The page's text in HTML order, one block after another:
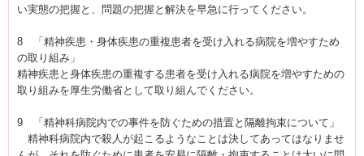
い実態の把握と、問題の把握と解決を早急に行ってください。
8 「精神疾患・身体疾患の重複患者を受け入れる病院を増やすため
の取り組み」
精神疾患と身体疾患の重複する患者を受け入れる病院を増やすための
取り組みを厚生労働省として取り組んでください。
9 「精神科病院内での事件を防ぐための措置と隔離拘束について」
精神科病院内で殺人が起こるようなことは決してあってはなりませ